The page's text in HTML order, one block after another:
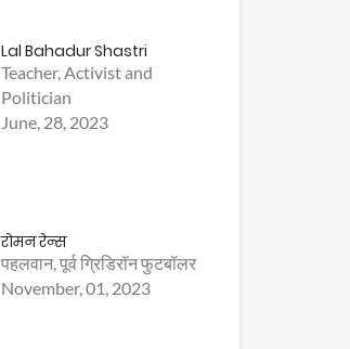
Lal Bahadur Shastri
Teacher, Activist and
Politician
June, 28, 2023
रोमन रेन्स
पहलवान, पूर्व ग्रिडिरॉन फुटबॉलर
November, 01, 2023